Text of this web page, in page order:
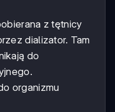
z tętnicy
dializator. Tam
do
organizmu